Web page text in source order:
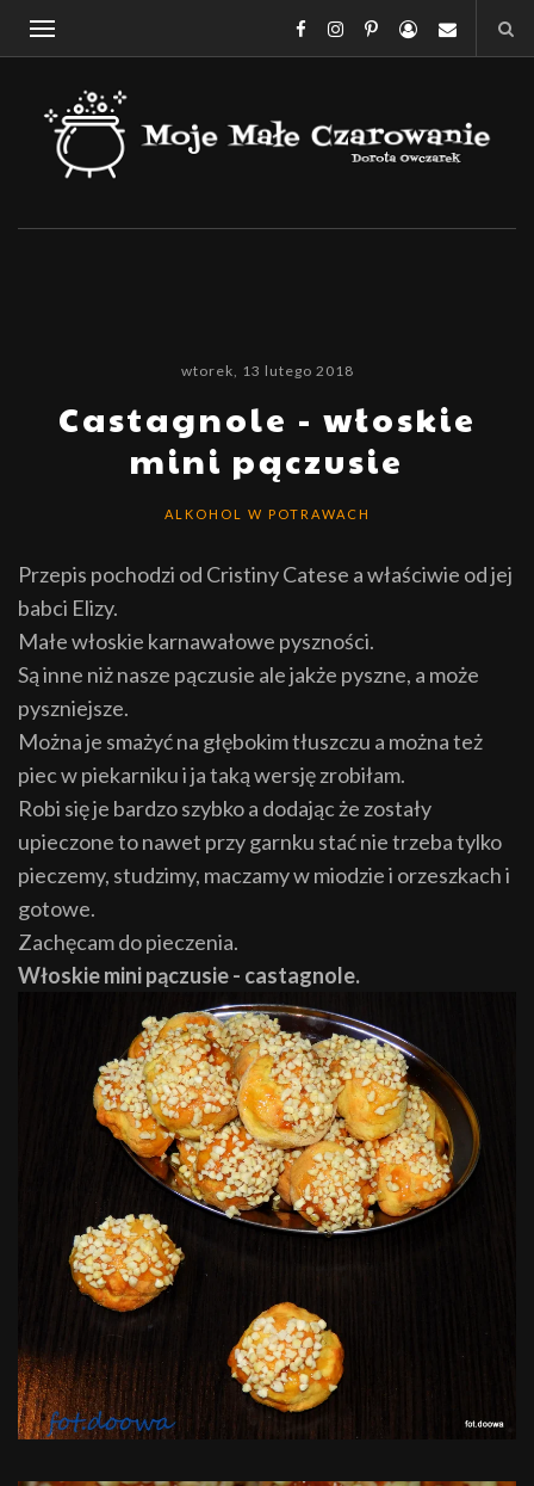
wtorek, 13 lutego 2018
Castagnole - włoskie
mini pączusie
ALKOHOL W POTRAWACH
Przepis pochodzi od Cristiny Catese a właściwie od jej
babci Elizy.
Małe włoskie karnawałowe pyszności.
Są inne niż nasze pączusie ale jakże pyszne, a może
pyszniejsze.
Można je smażyć na głębokim tłuszczu a można też
piec w piekarniku i ja taką wersję zrobiłam.
Robi się je bardzo szybko a dodając że zostały
upieczone to nawet przy garnku stać nie trzeba tylko
pieczemy, studzimy, maczamy w miodzie i orzeszkach i
gotowe.
Zachęcam do pieczenia.
Włoskie mini pączusie - castagnole.